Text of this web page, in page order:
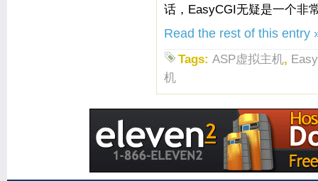
话，EasyCGI无疑是一个非
Read the rest of this entry
Tags: ASP虚拟主机,
机